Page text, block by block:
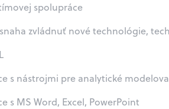
spolupráce
zvládnuť nové technológie,
s nástrojmi pre analytické
s MS Word, Excel, PowerPoint